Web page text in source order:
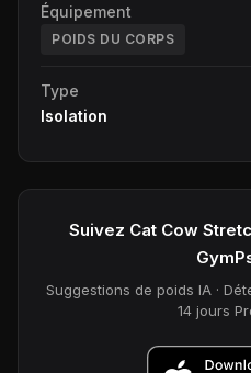
Équipement
POIDS DU CORPS
Type
Isolation
Suivez Cat Cow
Suggestions de poids IA ·
14 jours